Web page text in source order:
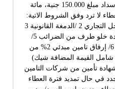
محطة وقود النيل شارع الوادي بعد سداد مبلغ 150.000 جنية، مائة
لا ترد وفق الشروط الاتية:
1/ إرفاق شهادة التسجيل من المسجل التجاري 2 /الدمغة القانونية 3
/شهادة إبراء ذمة من الزكاة 4/ شهادة خلو طرف من الضرائب 5/
شهادة تسجيل على القيمة المضافة 6/ إرفاق تامين مبدئي 2% من
شامل القيمة المضافة شيك)
تأمين من شركات التامين
في حال تمديد فترة العطاء